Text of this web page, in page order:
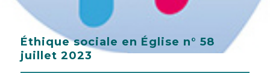
Éthique sociale en Église n° 58
juillet 2023